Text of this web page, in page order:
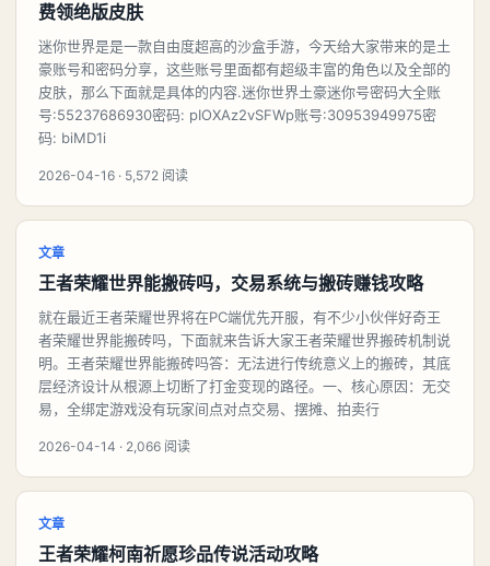
费领绝版皮肤
迷你世界是是一款自由度超高的沙盒手游，今天给大家带来的是土
豪账号和密码分享，这些账号里面都有超级丰富的角色以及全部的
皮肤，那么下面就是具体的内容.迷你世界土豪迷你号密码大全账
号:55237686930密码: pIOXAz2vSFWp账号:30953949975密
码: biMD1i
2026-04-16 · 5,572 阅读
文章
王者荣耀世界能搬砖吗，交易系统与搬砖赚钱攻略
就在最近王者荣耀世界将在PC端优先开服，有不少小伙伴好奇王
者荣耀世界能搬砖吗，下面就来告诉大家王者荣耀世界搬砖机制说
明。王者荣耀世界能搬砖吗答：无法进行传统意义上的搬砖，其底
层经济设计从根源上切断了打金变现的路径。一、核心原因：无交
易，全绑定游戏没有玩家间点对点交易、摆摊、拍卖行
2026-04-14 · 2,066 阅读
文章
王者荣耀柯南祈愿珍品传说活动攻略